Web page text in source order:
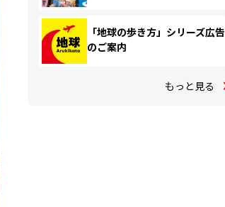
「地球の歩き方」シリーズ広告
のご案内
もっと見る